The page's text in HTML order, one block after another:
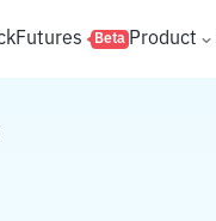
Futures Beta Product